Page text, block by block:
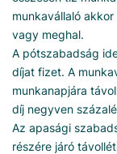
munkavállaló
vagy meghal.
A pótszabadság
díjat fizet. A
munkanapjára
díj negyven
Az apasági
részére járó